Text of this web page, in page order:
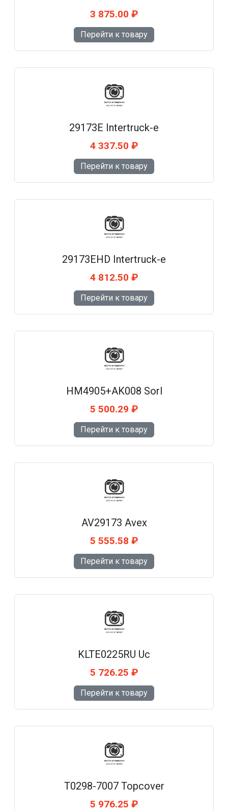
3 875.00 ₽
Перейти к товару
29173E Intertruck-e
4 337.50 ₽
Перейти к товару
29173EHD Intertruck-e
4 812.50 ₽
Перейти к товару
HM4905+AK008 Sorl
5 500.29 ₽
Перейти к товару
AV29173 Avex
5 555.58 ₽
Перейти к товару
KLTE0225RU Uc
5 726.25 ₽
Перейти к товару
T0298-7007 Topcover
5 976.25 ₽